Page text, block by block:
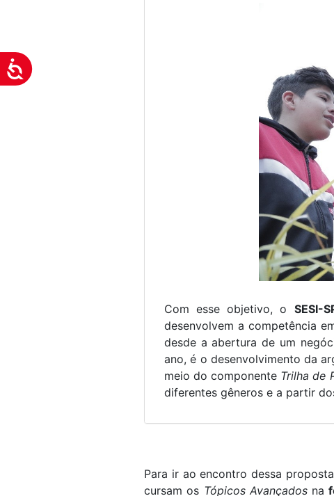
Acessibilidade
Com esse objetivo, o SESI-
desenvolvem a competência
desde a abertura de um
ano, é o desenvolvimento da
meio do componente Trilha de
diferentes gêneros e a partir
Para ir ao encontro dessa
cursam os Tópicos Avançadosna